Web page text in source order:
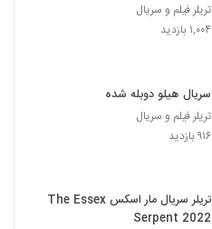
تریلر فیلم و سریال
۱,۰۰۴ بازدید
سریال هیلو دوبله شده
تریلر فیلم و سریال
۹۱۶ بازدید
تریلر سریال مار اسکس The Essex
Serpent 2022